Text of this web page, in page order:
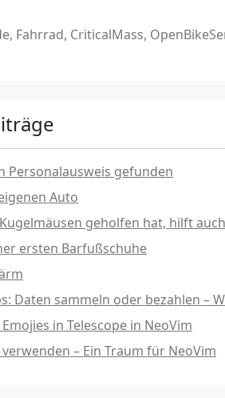
Fahrrad, CriticalMass,
Personalausweis gefunden
Auto
geholfen hat, hilft
ersten Barfußschuhe
Daten sammeln oder bezahlen –
in Telescope in NeoVim
verwenden – Ein Traum für NeoVim